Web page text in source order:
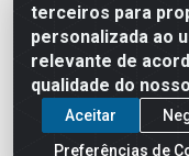
terceiros para
personalizada ao
relevante de
qualidade do
Aceitar
Preferências de
Rua Chipuê, 117 -
08010-